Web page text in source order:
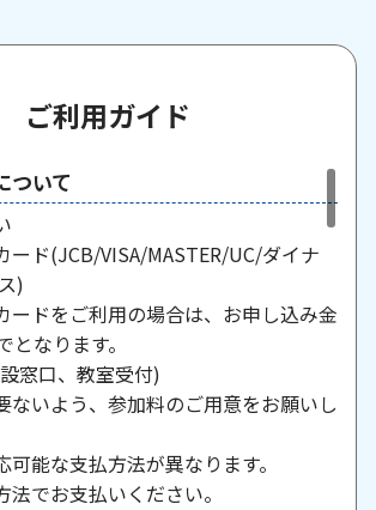
ご利用ガイド
ついて
ード(JCB/VISA/MASTER/UC/ダイナ
)
ドをご利用の場合は、お申し込み金
なります。
窓口、教室受付)
いよう、参加料のご用意をお願いし
能な支払方法が異なります。
でお支払いください。